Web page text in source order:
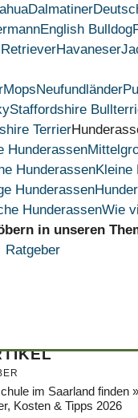
Dalmatiner
English Bulldog
Havaneser
MopsNeufundländer
Staffordshire
Terrier
Hunderassen
HunderassenKleine
Hunderassen
HunderassenWie
in unseren
Ratgeber
im Saarland finden »
Kosten & Tipps 2026